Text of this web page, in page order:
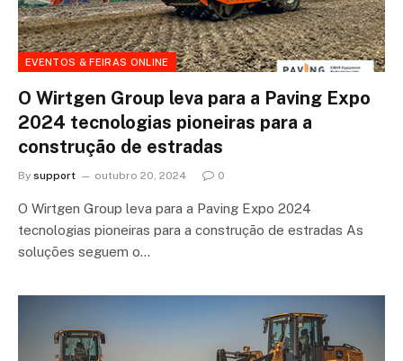
EVENTOS & FEIRAS ONLINE
O Wirtgen Group leva para a Paving Expo
2024 tecnologias pioneiras para a
construção de estradas
By support outubro 20, 2024 0
O Wirtgen Group leva para a Paving Expo 2024
tecnologias pioneiras para a construção de estradas As
soluções seguem o…